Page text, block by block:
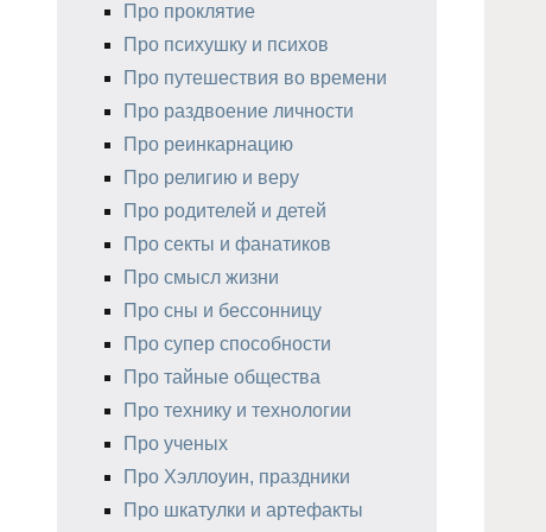
Про проклятие
Про психушку и психов
Про путешествия во времени
Про раздвоение личности
Про реинкарнацию
Про религию и веру
Про родителей и детей
Про секты и фанатиков
Про смысл жизни
Про сны и бессонницу
Про супер способности
Про тайные общества
Про технику и технологии
Про ученых
Про Хэллоуин, праздники
Про шкатулки и артефакты